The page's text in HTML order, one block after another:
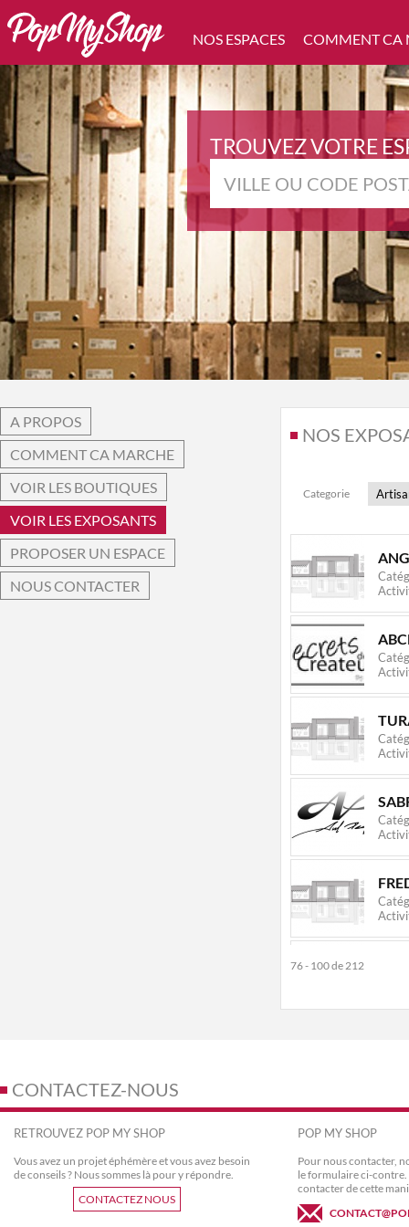
NOS ESPACES COMMENT CA
TROUVEZ VOTRE
A PROPOS
COMMENT CA MARCHE
VOIR LES BOUTIQUES
VOIR LES EXPOSANTS
PROPOSER UN ESPACE
NOUS CONTACTER
NOS
Categorie
76 - 100 de 212
CONTACTEZ-NOUS
RETROUVEZ POP MY SHOP
Vous avez un projet éphémère et vous avez besoin
de conseils ? Nous sommes là pour y répondre.
CONTACTEZ NOUS
POP MY SHOP
Pour nous contacter,
le formulaire ci-contre.
contacter de cette